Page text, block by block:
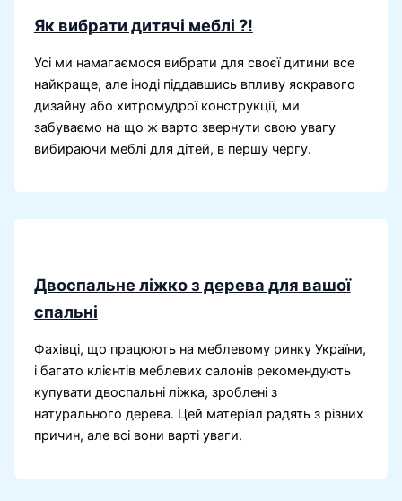
Як вибрати дитячі меблі ?!
Усі ми намагаємося вибрати для своєї дитини все
найкраще, але іноді піддавшись впливу яскравого
дизайну або хитромудрої конструкції, ми
забуваємо на що ж варто звернути свою увагу
вибираючи меблі для дітей, в першу чергу.
Двоспальне ліжко з дерева для вашої
спальні
Фахівці, що працюють на меблевому ринку України,
і багато клієнтів меблевих салонів рекомендують
купувати двоспальні ліжка, зроблені з
натурального дерева. Цей матеріал радять з різних
причин, але всі вони варті уваги.